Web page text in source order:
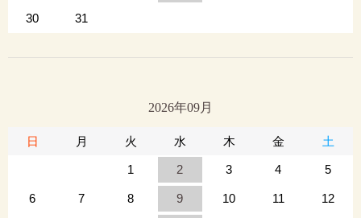
30 31
2026年09月
日 月 火 水 木 金 土
1 2 3 4 5
6 7 8 9 10 11 12